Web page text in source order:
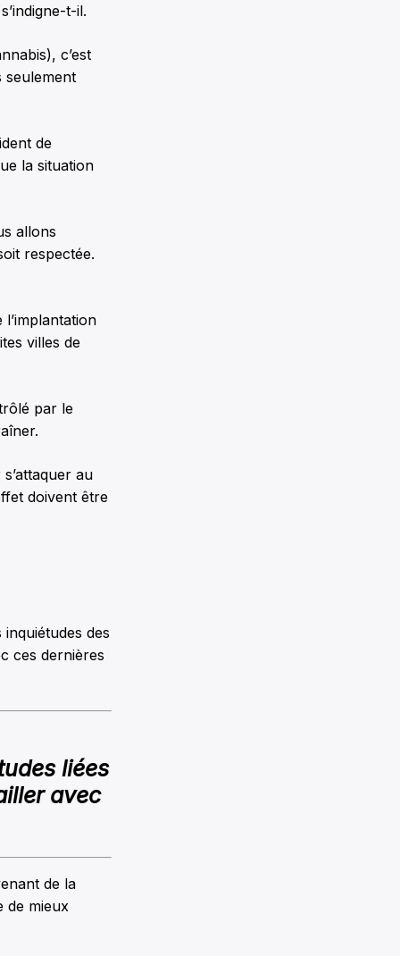
t-il.
c’est
seulement
de
la situation
allons
respectée.
l’implantation
villes de
par le
au
doivent être
des
ces dernières
liées
avec
de la
de mieux